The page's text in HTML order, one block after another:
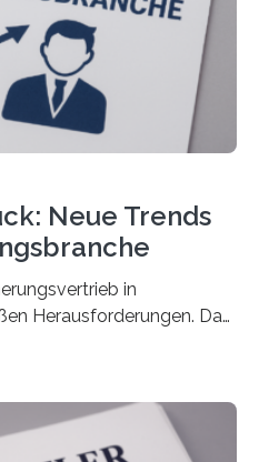
Neue Trends
in
Herausforderungen. Das
Dr. Lukas Linnenbrink
Versicherungskaufleute e.V.
basiert auf den